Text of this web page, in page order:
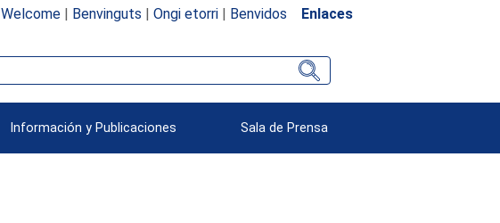
Welcome| Benvinguts | Ongi etorri| Benvidos Enlaces
Información y Publicaciones Sala de Prensa